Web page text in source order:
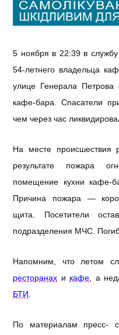
5 ноября в 22:39 в
54-летнего владельца
улице Генерала Петрова
кафе-бара. Спасатели
чем через час
На месте происшествия
результате пожара
помещение кухни кафе-
Причина пожара —
щита. Посетители
подразделения МЧС.
Напомним, что летом
ресторанах и кафе , а
БТИ
По материалам